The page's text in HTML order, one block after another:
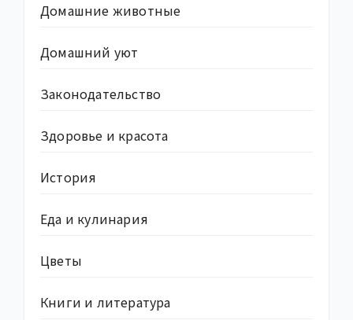
Домашние животные
Домашний уют
Законодательство
Здоровье и красота
История
Еда и кулинария
Цветы
Книги и литература